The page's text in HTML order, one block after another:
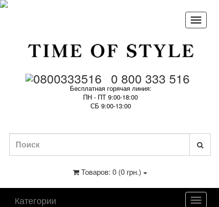
0 800 333 516
Бесплатная горячая линия:
ПН - ПТ 9:00-18:00
СБ 9:00-13:00
Товаров: 0 (0 грн.)
Категории